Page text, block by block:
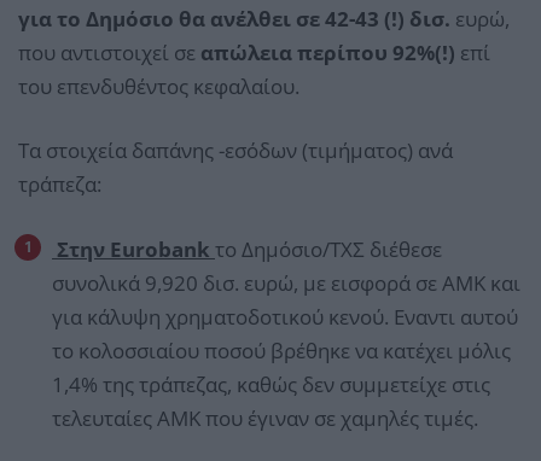
για το Δημόσιο θα ανέλθει σε 42-43 (!) δισ. ευρώ,
που αντιστοιχεί σε απώλεια περίπου 92%(!) επί
του επενδυθέντος κεφαλαίου.
Τα στοιχεία δαπάνης -εσόδων (τιμήματος) ανά
τράπεζα:
Στην Eurobank το Δημόσιο/ΤΧΣ διέθεσε
συνολικά 9,920 δισ. ευρώ, με εισφορά σε ΑΜΚ και
για κάλυψη χρηματοδοτικού κενού. Εναντι αυτού
το κολοσσιαίου ποσού βρέθηκε να κατέχει μόλις
1,4% της τράπεζας, καθώς δεν συμμετείχε στις
τελευταίες ΑΜΚ που έγιναν σε χαμηλές τιμές.